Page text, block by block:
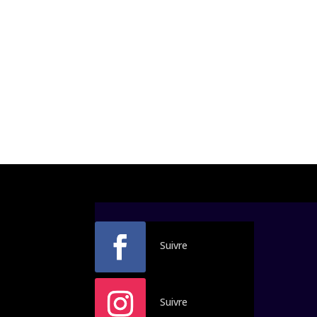
Suivre
Suivre